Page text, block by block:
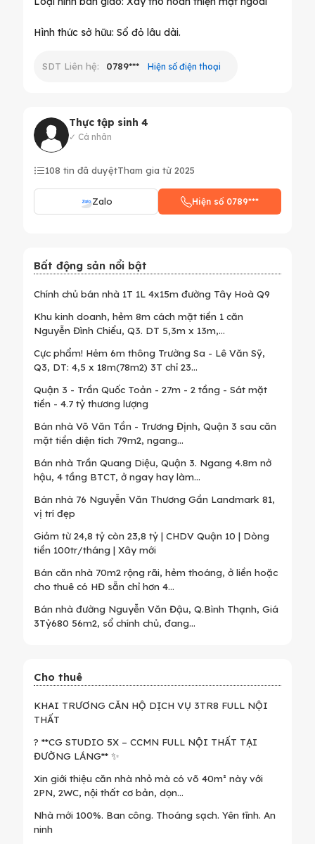
SDT Liên hệ: 0789*** Hiện số điện thoại
Thực tập sinh 4
✓ Cá nhân
108 tin đã duyệtTham gia từ 2025
Zalo Hiện số 0789***
Bất động sản nổi bật
Chính chủ bán nhà 1T 1L 4x15m đường Tây Hoà Q9
Khu kinh doanh, hẻm 8m cách mặt tiền 1 căn
Nguyễn Đình Chiểu, Q3. DT 5,3m x 13m,...
Cực phẩm! Hẻm 6m thông Trường Sa - Lê Văn Sỹ,
Q3, DT: 4,5 x 18m(78m2) 3T chỉ 23...
Quận 3 - Trần Quốc Toản - 27m - 2 tầng - Sát mặt
tiền - 4.7 tỷ thương lượng
Bán nhà Võ Văn Tần - Trương Định, Quận 3 sau căn
mặt tiền diện tích 79m2, ngang...
Bán nhà Trần Quang Diệu, Quận 3. Ngang 4.8m nở
hậu, 4 tầng BTCT, ở ngay hay làm...
Bán nhà 76 Nguyễn Văn Thương Gần Landmark 81,
vị trí đẹp
Giảm từ 24,8 tỷ còn 23,8 tỷ | CHDV Quận 10 | Dòng
tiền 100tr/tháng | Xây mới
Bán căn nhà 70m2 rộng rãi, hẻm thoáng, ở liền hoặc
cho thuê có HĐ sẵn chỉ hơn 4...
Bán nhà đường Nguyễn Văn Đậu, Q.Bình Thạnh, Giá
3Tỷ680 56m2, sổ chính chủ, đang...
Cho thuê
KHAI TRƯƠNG CĂN HỘ DỊCH VỤ 3TR8 FULL NỘI
THẤT
? **CG STUDIO 5X – CCMN FULL NỘI THẤT TẠI
ĐƯỜNG LÁNG** ✨
Xin giới thiệu căn nhà nhỏ mà có võ 40m² này với
2PN, 2WC, nội thất cơ bản, dọn...
Nhà mới 100%. Ban công. Thoáng sạch. Yên tĩnh. An
ninh